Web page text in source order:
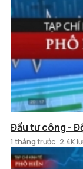
Đầu tư công -
1 tháng trước 2.4K